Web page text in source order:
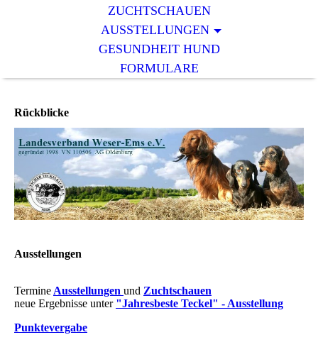
ZUCHTSCHAUEN
AUSSTELLUNGEN
GESUNDHEIT HUND
FORMULARE
Rückblicke
Ausstellungen
Termine Ausstellungen und Zuchtschauen
neue Ergebnisse unter "Jahresbeste Teckel" - Ausstellung
Punktevergabe